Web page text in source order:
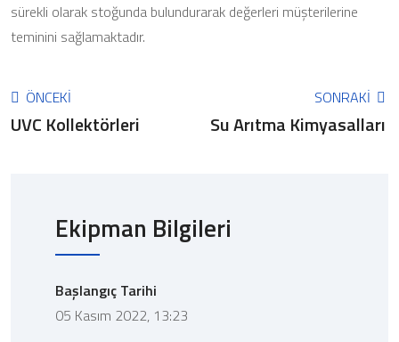
sürekli olarak stoğunda bulundurarak değerleri müşterilerine
teminini sağlamaktadır.
ÖNCEKI
UVC Kollektörleri
SONRAKI
Su Arıtma Kimyasalları
Ekipman Bilgileri
Başlangıç Tarihi
05 Kasım 2022, 13:23